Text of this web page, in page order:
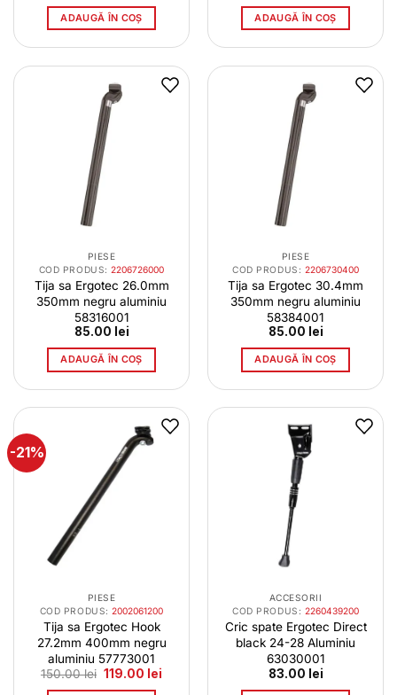
a
fost:
ADAUGĂ ÎN COȘ ADAUGĂ ÎN COȘ
PIESE
COD PRODUS:2206726000
Tija sa Ergotec 26.0mm
350mm negru aluminiu
58316001
85.00 lei
ADAUGĂ ÎN COȘ
PIESE
COD PRODUS: 2206730400
Tija sa Ergotec 30.4mm
350mm negru aluminiu
58384001
85.00 lei
ADAUGĂ ÎN COȘ
-21%
PIESE
COD PRODUS:2002061200
Tija sa Ergotec Hook
27.2mm 400mm negru
aluminiu 57773001
150.00lei Prețul
119.00 lei
ACCESORII
COD PRODUS: 2260439200
Cric spate Ergotec Direct
black 24-28 Aluminiu
63030001
83.00 lei